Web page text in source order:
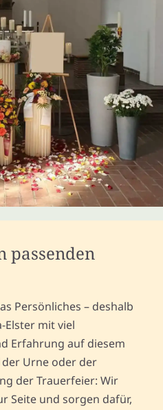
passenden
Persönliches – deshalb
Elster mit viel
Erfahrung auf diesem
Urne oder der
der Trauerfeier: Wir
Seite und sorgen dafür,